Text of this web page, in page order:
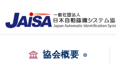
協会概要